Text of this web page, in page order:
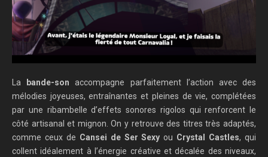
La bande-son accompagne parfaitement l’action avec des
mélodies joyeuses, entraînantes et pleines de vie, complétées
par une ribambelle d’effets sonores rigolos qui renforcent le
côté artisanal et mignon. On y retrouve des titres très adaptés,
comme ceux de Cansei de Ser Sexy ou Crystal Castles, qui
collent idéalement à l’énergie créative et décalée des niveaux,